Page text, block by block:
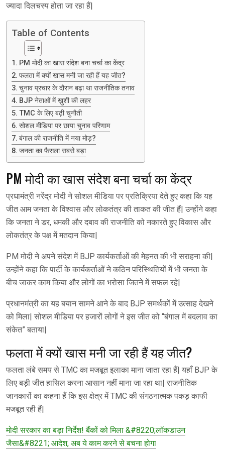
ज्यादा दिलचस्प होता जा रहा हैं|
Table of Contents
PM मोदी का खास संदेश बना चर्चा का केंद्र
फलता में क्यों खास मनी जा रही हैं यह जीत?
चुनाव प्रचार के दौरान बढ़ा था राजनीतिक तनाव
BJP नेताओं में ख़ुशी की लहर
TMC के लिए बढ़ी चुनौती
सोशल मीडिया पर छाया चुनाव परिणाम
बंगाल की राजनीति में नया मोड़?
जनता का फैसला सबसे बड़ा
PM मोदी का खास संदेश बना चर्चा का केंद्र
प्रधामंत्री नरेंद्र मोदी ने सोशल मीडिया पर प्रतिक्रिया देते हुए कहा कि यह
जीत आम जनता के विश्वास और लोकतंत्र की ताकत की जीत हैं| उन्होंने कहा
कि जनता ने डर, धमकी और दबाव की राजनीति को नकारते हुए विकास और
लोकतंत्र के पक्ष में मतदान किया|
PM मोदी ने अपने संदेश में BJP कार्यकर्ताओं की मेहनत की भी सराहना की|
उन्होंने कहा कि पार्टी के कार्यकर्ताओं ने कठिन परिस्थितियों में भी जनता के
बीच जाकर काम किया और लोगों का भरोसा जितने में सफल रहे|
प्रधानमंत्री का यह बयान सामने आने के बाद BJP समर्थकों में उत्साह देखने
को मिला| सोशल मीडिया पर हजारों लोगों ने इस जीत को “बंगाल में बदलाव का
संकेत” बताया|
फलता में क्यों खास मनी जा रही हैं यह जीत?
फलता लंबे समय से TMC का मजबूत इलाका माना जाता रहा हैं| यहाँ BJP के
लिए बड़ी जीत हासिल करना आसान नहीं माना जा रहा था| राजनीतिक
जानकारों का कहना हैं कि इस क्षेत्र में TMC की संगठनात्मक पकड़ काफी
मजबूत रही हैं|
मोदी सरकार का बड़ा निर्देश! बैंकों को मिला &#8220;लॉकडाउन
जैसा&#8221; आदेश, अब ये काम करने से बचना होगा